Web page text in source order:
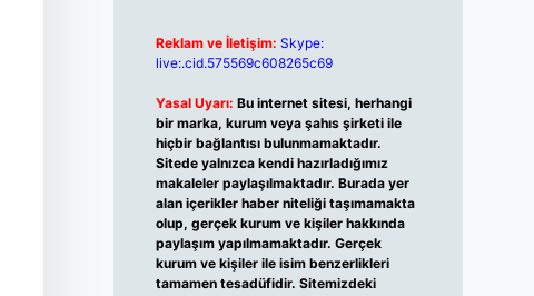
Reklam ve İletişim: Skype:
live:.cid.575569c608265c69
Yasal Uyarı: Bu internet sitesi, herhangi
bir marka, kurum veya şahıs şirketi ile
hiçbir bağlantısı bulunmamaktadır.
Sitede yalnızca kendi hazırladığımız
makaleler paylaşılmaktadır. Burada yer
alan içerikler haber niteliği taşımamakta
olup, gerçek kurum ve kişiler hakkında
paylaşım yapılmamaktadır. Gerçek
kurum ve kişiler ile isim benzerlikleri
tamamen tesadüfidir. Sitemizdeki